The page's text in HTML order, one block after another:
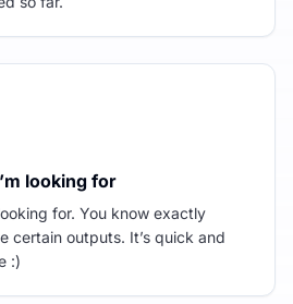
looking for
for. You know exactly
certain outputs. It’s quick and
:)